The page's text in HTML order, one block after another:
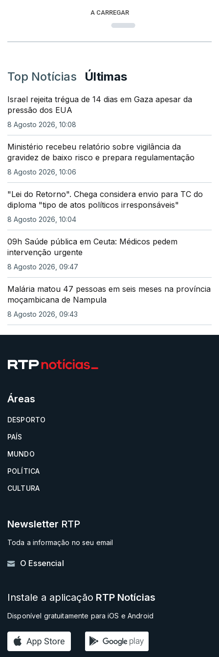
A CARREGAR
Top Notícias Últimas
Israel rejeita trégua de 14 dias em Gaza apesar da
pressão dos EUA
8 Agosto 2026, 10:08
Ministério recebeu relatório sobre vigilância da
gravidez de baixo risco e prepara regulamentação
8 Agosto 2026, 10:06
"Lei do Retorno". Chega considera envio para TC do
diploma "tipo de atos políticos irresponsáveis"
8 Agosto 2026, 10:04
09h Saúde pública em Ceuta: Médicos pedem
intervenção urgente
8 Agosto 2026, 09:47
Malária matou 47 pessoas em seis meses na província
moçambicana de Nampula
8 Agosto 2026, 09:43
Áreas
DESPORTO
PAÍS
MUNDO
POLÍTICA
CULTURA
Newsletter RTP
Toda a informação no seu email
O Essencial
Instale a aplicação RTP Notícias
Disponível gratuitamente para iOS e Android